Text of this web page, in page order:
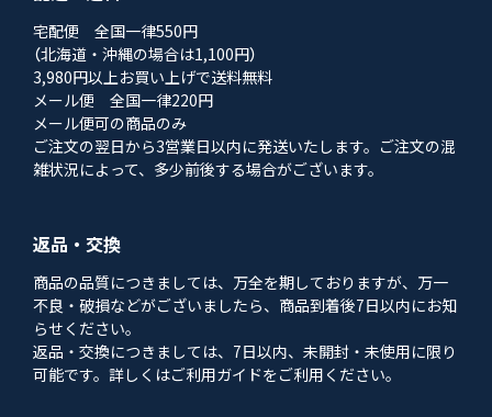
宅配便 全国一律550円
（北海道・沖縄の場合は1,100円）
3,980円以上お買い上げで送料無料
メール便 全国一律220円
メール便可の商品のみ
ご注文の翌日から3営業日以内に発送いたします。ご注文の混
雑状況によって、多少前後する場合がございます。
返品・交換
商品の品質につきましては、万全を期しておりますが、万一
不良・破損などがございましたら、商品到着後7日以内にお知
らせください。
返品・交換につきましては、7日以内、未開封・未使用に限り
可能です。詳しくはご利用ガイドをご利用ください。